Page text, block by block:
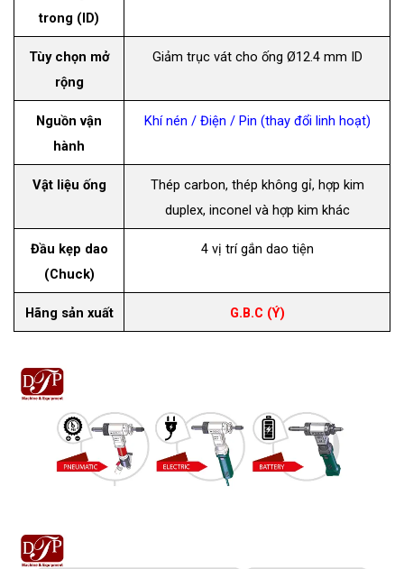
trong (ID)
Tùy chọn mở
rộng
Giảm trục vát cho ống Ø12.4 mm ID
Nguồn vận
hành
Khí nén / Điện / Pin (thay đổi linh hoạt)
Vật liệu ống
Thép carbon, thép không gỉ, hợp kim
duplex, inconel và hợp kim khác
Đầu kẹp dao
(Chuck)
4 vị trí gắn dao tiện
Hãng sản xuất G.B.C (Ý)